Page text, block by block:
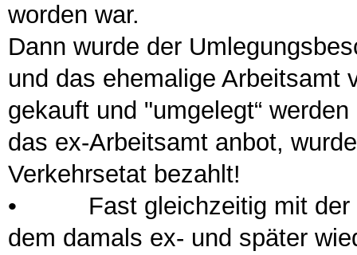
worden war.
Dann wurde der
und das ehemalige Arbeitsamt
gekauft und "umgelegt“
das ex-Arbeitsamt anbot,
Verkehrsetat bezahlt!
• Fast gleichzeitig mit der
dem damals ex- und später